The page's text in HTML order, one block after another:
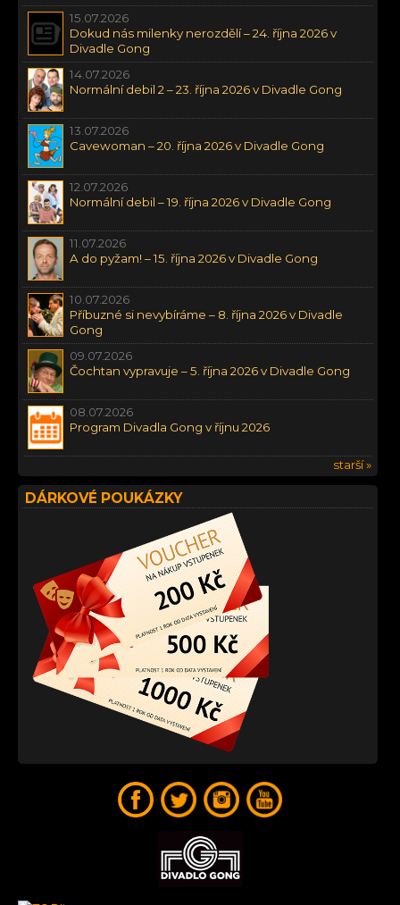
15.07.2026
Dokud nás milenky nerozdělí – 24. října 2026 v
Divadle Gong
14.07.2026
Normální debil 2 – 23. října 2026 v Divadle Gong
13.07.2026
Cavewoman – 20. října 2026 v Divadle Gong
12.07.2026
Normální debil – 19. října 2026 v Divadle Gong
11.07.2026
A do pyžam! – 15. října 2026 v Divadle Gong
10.07.2026
Příbuzné si nevybíráme – 8. října 2026 v Divadle
Gong
09.07.2026
Čochtan vypravuje – 5. října 2026 v Divadle Gong
08.07.2026
Program Divadla Gong v říjnu 2026
starší »
DÁRKOVÉ POUKÁZKY